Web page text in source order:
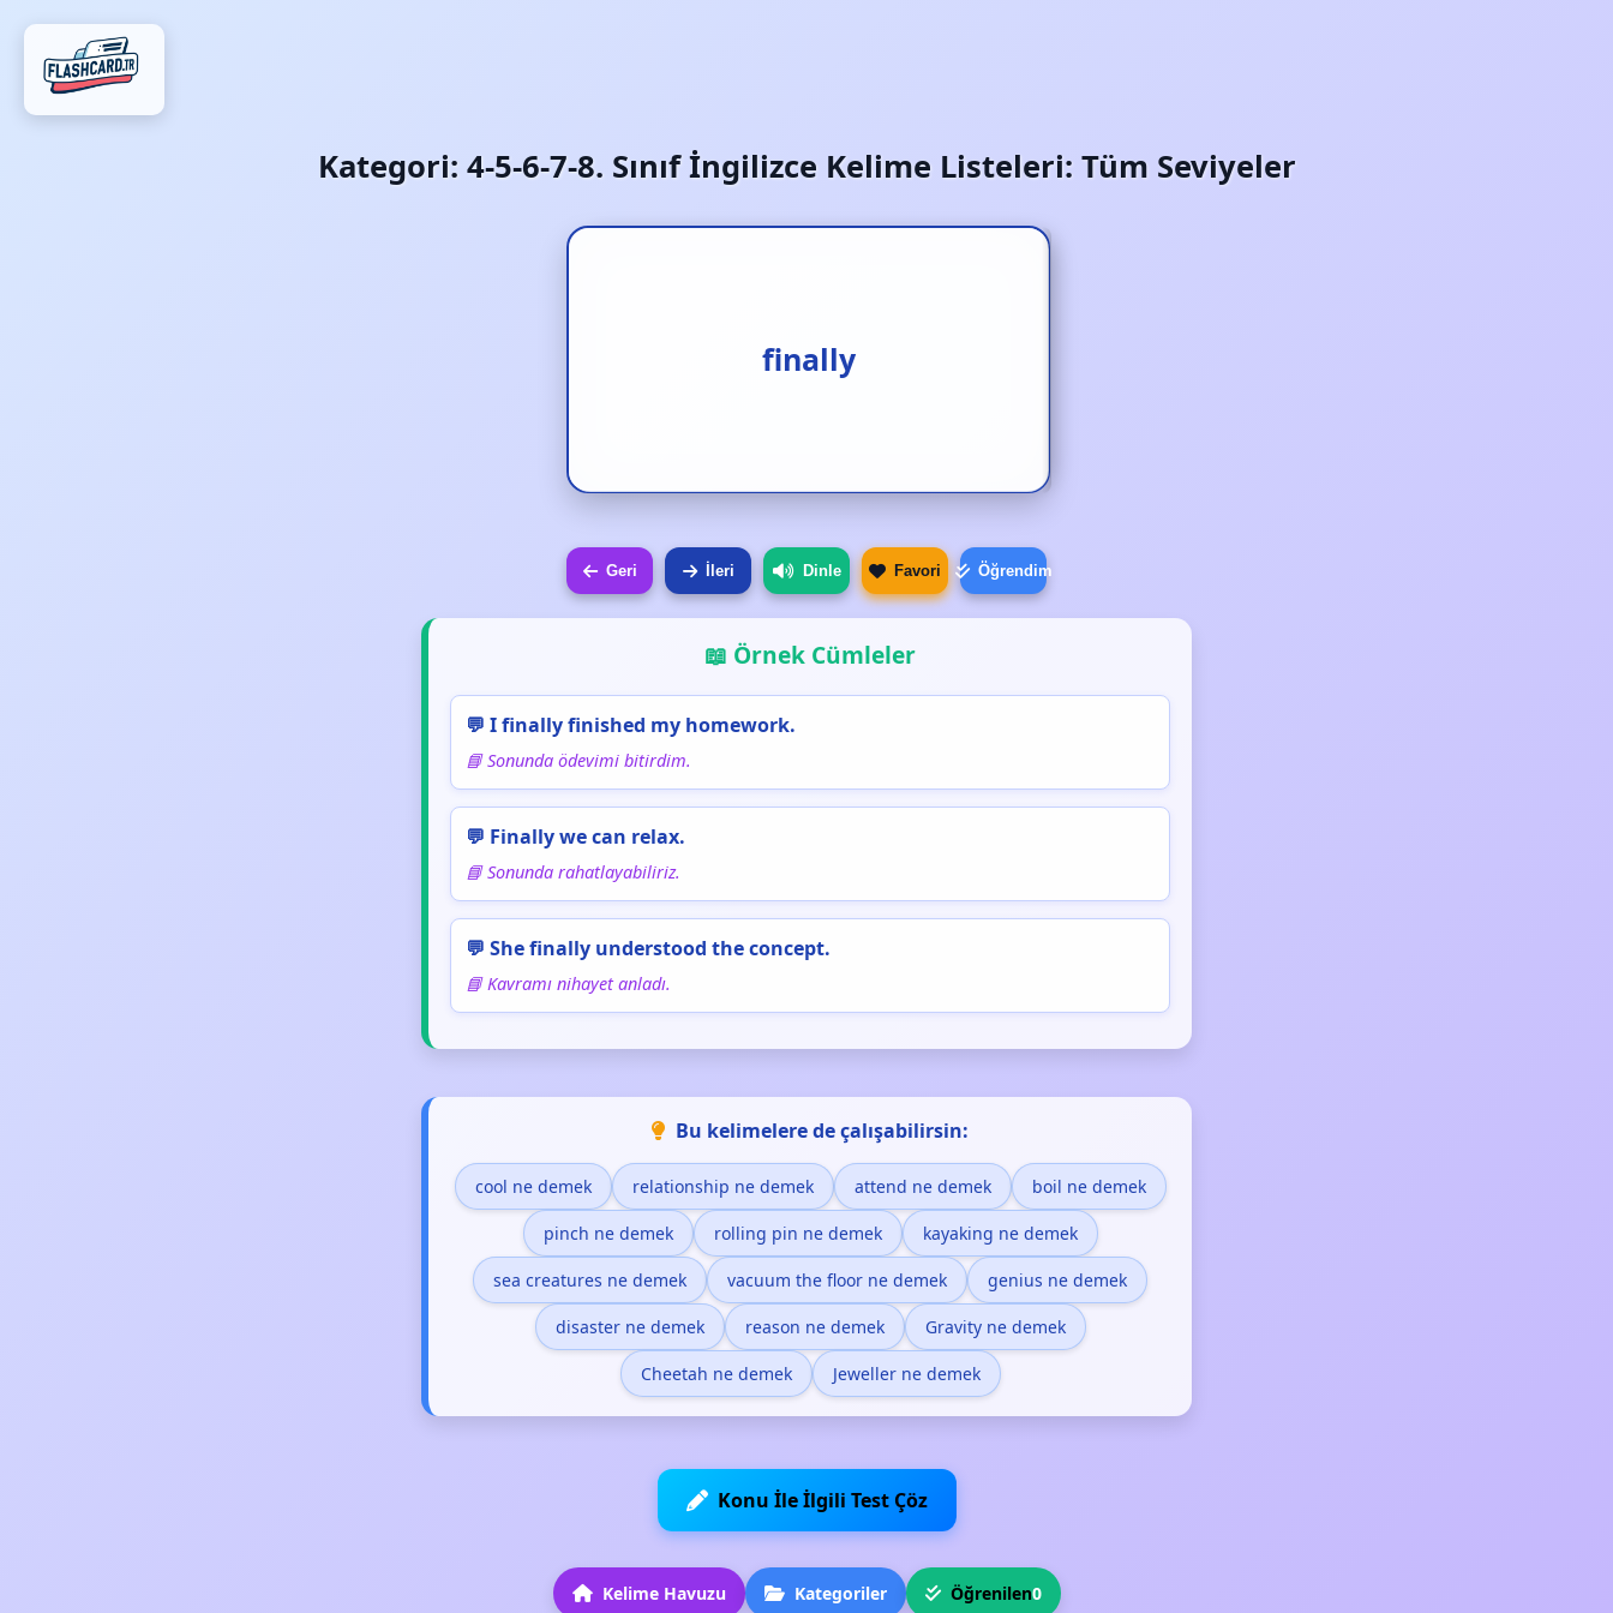
Kategori: 4-5-6-7-8. Sınıf İngilizce Kelime Listeleri: Tüm Seviyeler
finally
son olarak
Geri İleri Dinle Favori Öğrendim
📖 Örnek Cümleler
💬 I finally finished my homework.
📘 Sonunda ödevimi bitirdim.
💬 Finally we can relax.
📘 Sonunda rahatlayabiliriz.
💬 She finally understood the concept.
📘 Kavramı nihayet anladı.
Bu kelimelere de çalışabilirsin:
cool ne demek relationship ne demek attend ne demek boil ne demek
pinch ne demek rolling pin ne demek kayaking ne demek
sea creatures ne demek vacuum the floor ne demek genius ne demek
disaster ne demek reason ne demek Gravity ne demek
Cheetah ne demek Jeweller ne demek
Konu İle İlgili Test Çöz
Kelime Havuzu Kategoriler Öğrenilen0